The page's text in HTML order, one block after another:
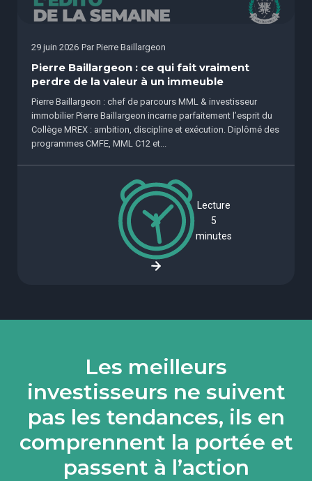
29 juin 2026 Par Pierre Baillargeon
Pierre Baillargeon : ce qui fait vraiment
perdre de la valeur à un immeuble
Pierre Baillargeon : chef de parcours MML & investisseur
immobilier Pierre Baillargeon incarne parfaitement l’esprit du
Collège MREX : ambition, discipline et exécution. Diplômé des
programmes CMFE, MML C12 et...
Lecture
5
minutes
Les meilleurs
investisseurs ne suivent
pas les tendances, ils en
comprennent la portée et
passent à l’action